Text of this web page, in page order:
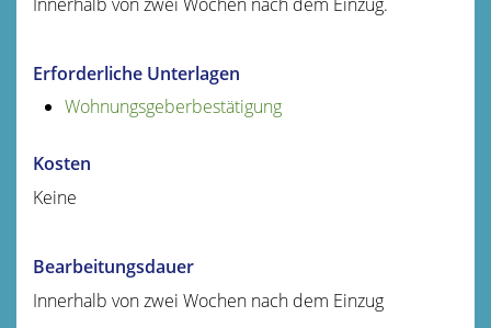
Erforderliche Unterlagen
Wohnungsgeberbestätigung
Kosten
Keine
Bearbeitungsdauer
Innerhalb von zwei Wochen nach dem Einzug